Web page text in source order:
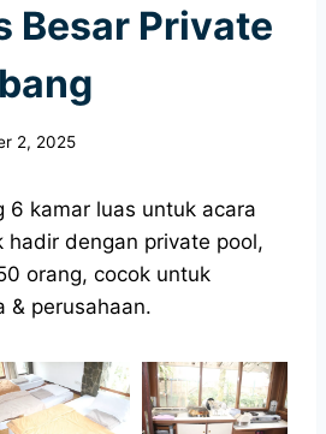
Besar Private
2, 2025
6 kamar luas untuk acara
hadir dengan private pool,
orang, cocok untuk
& perusahaan.